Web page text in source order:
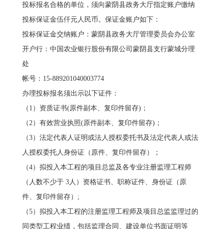
投标报名合格的单位，须向蒙阴县政务大厅指定账户缴纳
投标保证金伍仟元人民币。保证金账户如下：
投标保证金交纳账户：蒙阴县政务大厅管理委员会办公室
开户行：中国农业银行股份有限公司蒙阴县支行蒙城分理
处
帐号：15-889201040003774
办理投标报名须出示以下证件：
（1）资质证书(原件副本、复印件留存)；
（2）有效营业执照(原件副本、复印件留存)；
（3）法定代表人证明或法人授权委托书及法定代表人或法
人授权委托人身份证（原件、复印件留存）；
（4）拟投入本工程的项目总监及各专业注册监理工程师
（人数不少于 3人）资格证书、职称证件、身份证（原
件、复印件留存）;
（5）拟投入本工程的注册监理工程师及项目总监监理过的
同类型工程业绩，包括监理合同、建设单位书面证明等